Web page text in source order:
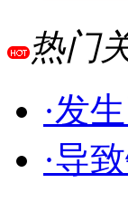
热门
·发
·导